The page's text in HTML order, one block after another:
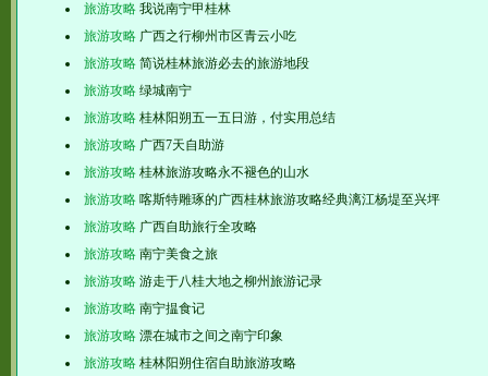
旅游攻略 我说南宁甲桂林
旅游攻略 广西之行柳州市区青云小吃
旅游攻略 简说桂林旅游必去的旅游地段
旅游攻略 绿城南宁
旅游攻略 桂林阳朔五一五日游，付实用总结
旅游攻略 广西7天自助游
旅游攻略 桂林旅游攻略永不褪色的山水
旅游攻略 喀斯特雕琢的广西桂林旅游攻略经典漓江杨堤至兴坪
旅游攻略 广西自助旅行全攻略
旅游攻略 南宁美食之旅
旅游攻略 游走于八桂大地之柳州旅游记录
旅游攻略 南宁揾食记
旅游攻略 漂在城市之间之南宁印象
旅游攻略 桂林阳朔住宿自助旅游攻略